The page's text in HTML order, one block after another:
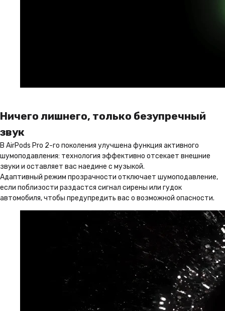
Ничего лишнего, только безупречный
звук
В AirPods Pro 2-го поколения улучшена функция активного
шумоподавления: технология эффективно отсекает внешние
звуки и оставляет вас наедине с музыкой.
Адаптивный режим прозрачности отключает шумоподавление,
если поблизости раздастся сигнал сирены или гудок
автомобиля, чтобы предупредить вас о возможной опасности.